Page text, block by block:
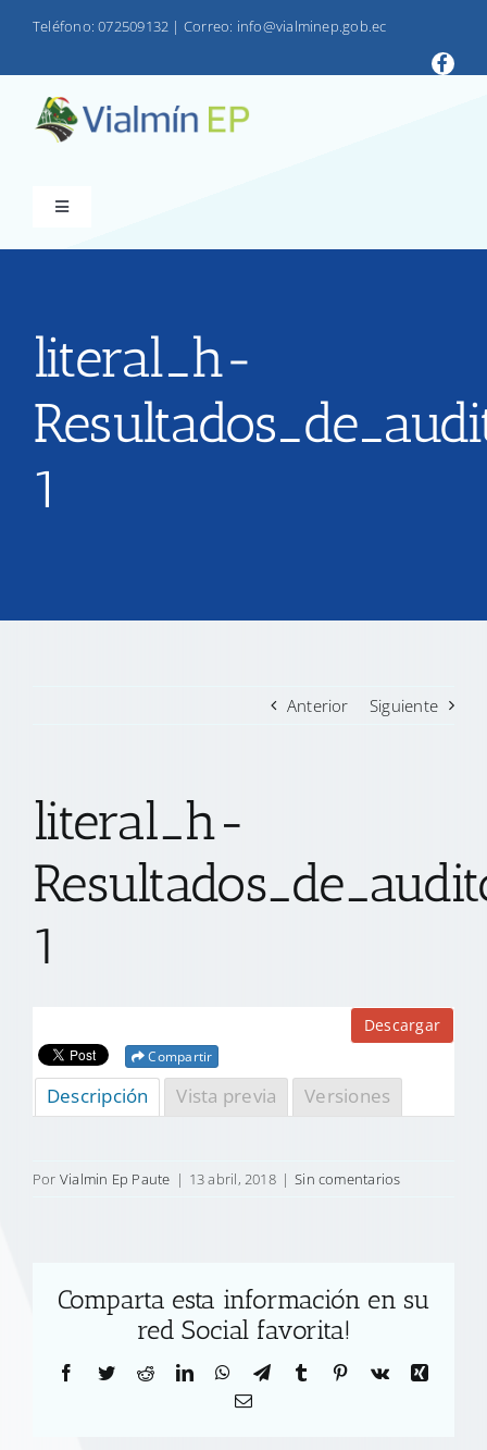
Teléfono: 072509132 | Correo: info@vialminep.gob.ec
Toggle
Navigation
VIALMIN
PRODUCTOS
LOTAIP
CONVOCATORIAS PRECALIFICACIÓN
literal_h-
1
Anterior Siguiente
literal_h-
1
Descargar
Compartir
Descripción Vista previa Versiones
Por Vialmin Ep Paute | 13 abril, 2018 | Sin comentarios
Comparta esta información en su
red Social favorita!
Facebook
TwitterRedditLinkedInWhatsApp
TelegramTumblr Pinterest
Vk
Xing
Correo